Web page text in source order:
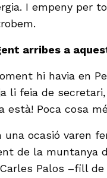
I empeny per
arribes a
hi havia en
li feia de
està! Poca cosa
una ocasió varen
de la muntanya
Palos –fill de